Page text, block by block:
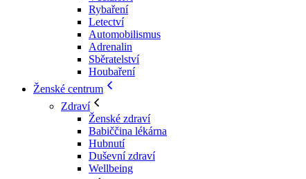
Rybaření
Letectví
Automobilismus
Adrenalin
Sběratelství
Houbaření
Ženské centrum
Zdraví
Ženské zdraví
Babiččina lékárna
Hubnutí
Duševní zdraví
Wellbeing